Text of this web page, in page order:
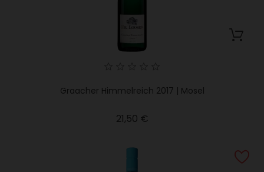
Graacher Himmelreich 2017 | Mosel
21,50 €